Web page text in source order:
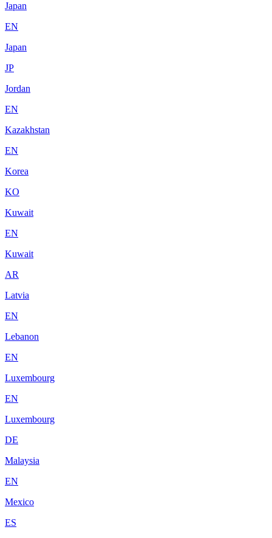
Japan
EN
Japan
JP
Jordan
EN
Kazakhstan
EN
Korea
KO
Kuwait
EN
Kuwait
AR
Latvia
EN
Lebanon
EN
Luxembourg
EN
Luxembourg
DE
Malaysia
EN
Mexico
ES